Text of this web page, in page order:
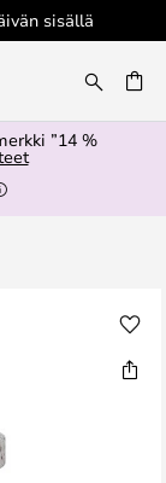
sisällä
”14 %